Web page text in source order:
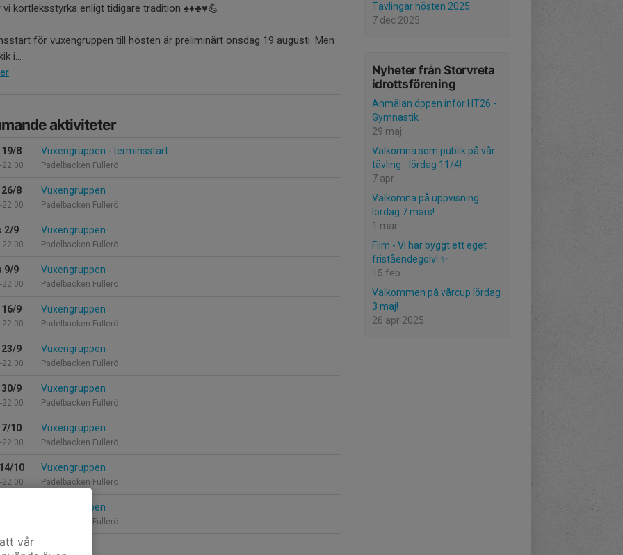
Tävlingar hösten 2025
7 dec 2025
Nyheter från Storvreta
idrottsförening
Anmälan öppen inför HT26 -
Gymnastik
29 maj
Välkomna som publik på vår
tävling - lördag 11/4!
7 apr
Välkomna på uppvisning
lördag 7 mars!
1 mar
Film - Vi har byggt ett eget
friståendegolv! ✨
15 feb
Välkommen på vårcup lördag
3 maj!
26 apr 2025
vi kortleksstyrka enligt tidigare tradition ♠️♦️♣️♥️💪
för vuxengruppen till hösten är preliminärt onsdag 19 augusti. Men
i...
aktiviteter
19/8
22:00
Vuxengruppen - terminsstart
Padelbacken Fullerö
26/8
22:00
Vuxengruppen
Padelbacken Fullerö
2/9
22:00
Vuxengruppen
Padelbacken Fullerö
9/9
22:00
Vuxengruppen
Padelbacken Fullerö
16/9
22:00
Vuxengruppen
Padelbacken Fullerö
23/9
22:00
Vuxengruppen
Padelbacken Fullerö
30/9
22:00
Vuxengruppen
Padelbacken Fullerö
7/10
22:00
Vuxengruppen
Padelbacken Fullerö
10
22:00
Vuxengruppen
Padelbacken Fullerö
Vuxengruppen
Padelbacken Fullerö
vår